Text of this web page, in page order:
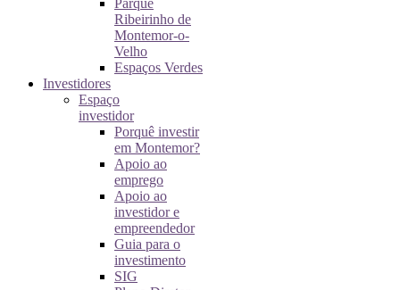
Parque
Ribeirinho de
Montemor-o-
Velho
Espaços Verdes
Investidores
Espaço
investidor
Porquê investir
em Montemor?
Apoio ao
emprego
Apoio ao
investidor e
empreendedor
Guia para o
investimento
SIG